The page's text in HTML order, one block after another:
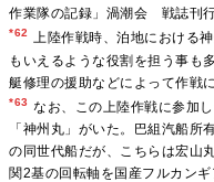
作業隊の記録」渦潮会 戦誌刊
*62
上陸作戦時、泊地における
もいえるような役割を担う事も
艇修理の援助などによって作戦
*63 なお、この上陸作戦に参加
「神州丸」がいた。巴組汽船
の同世代船だが、こちらは宏山
関2基の回転軸を国産フルカン